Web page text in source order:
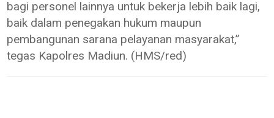
bagi personel lainnya untuk bekerja lebih baik lagi,
baik dalam penegakan hukum maupun
pembangunan sarana pelayanan masyarakat,”
tegas Kapolres Madiun. (HMS/red)